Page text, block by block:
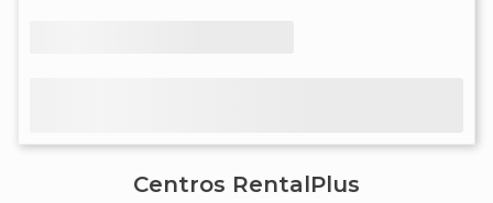
Centros RentalPlus